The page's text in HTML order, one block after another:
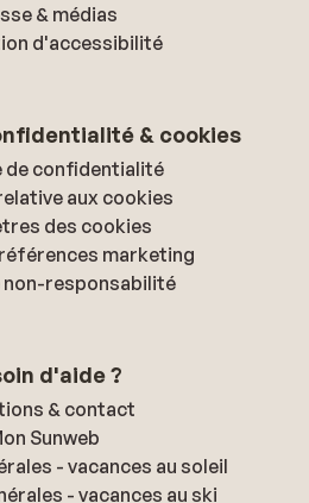
& médias
d'accessibilité
& cookies
de confidentialité
aux cookies
des cookies
marketing
non-responsabilité
d'aide ?
& contact
Sunweb
- vacances au soleil
- vacances au ski